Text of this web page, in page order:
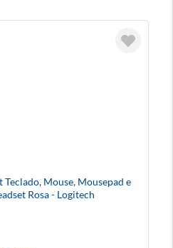
Teclado, Mouse, Mousepad e
Rosa - Logitech